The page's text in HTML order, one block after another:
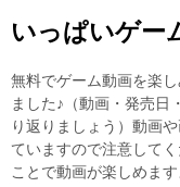
いっぱいゲー
無料でゲーム動画を楽
ました♪（動画・発売
り返りましょう）動画
ていますので注意して
ことで動画が楽しめま